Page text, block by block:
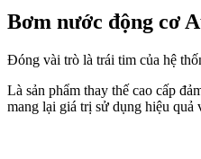
Bơm nước động cơ
Đóng vài trò là trái tim của hệ
Là sản phẩm thay thế cao cấp
mang lại giá trị sử dụng hiệu quả